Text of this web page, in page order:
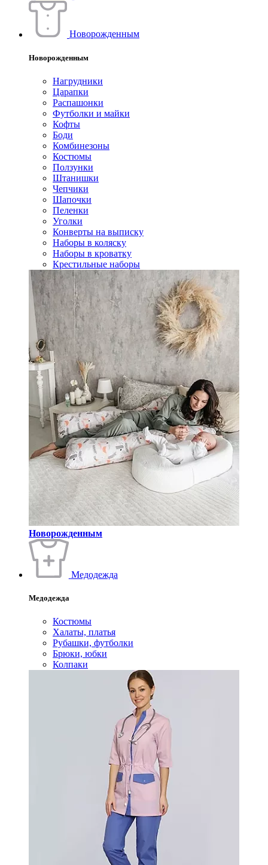
Новорожденным
Новорожденным
Нагрудники
Царапки
Распашонки
Футболки и майки
Кофты
Боди
Комбинезоны
Костюмы
Ползунки
Штанишки
Чепчики
Шапочки
Пеленки
Уголки
Конверты на выписку
Наборы в коляску
Наборы в кроватку
Крестильные наборы
Новорожденным
Медодежда
Медодежда
Костюмы
Халаты, платья
Рубашки, футболки
Брюки, юбки
Колпаки